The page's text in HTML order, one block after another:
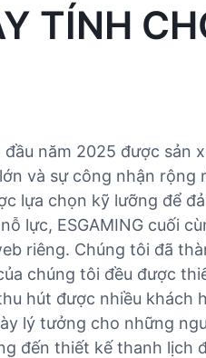
TÍNH
năm 2025 được sản
và sự công nhận
lựa chọn kỹ lưỡng để
lực, ESGAMING cuối
riêng. Chúng tôi đã
chúng tôi đều được
hút được nhiều khách
lý tưởng cho những
đến thiết kế thanh